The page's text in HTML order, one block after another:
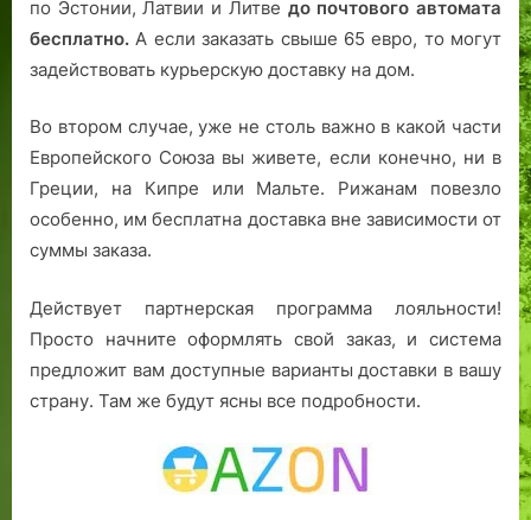
по Эстонии, Латвии и Литве до почтового автомата
бесплатно. А если заказать свыше 65 евро, то могут
задействовать курьерскую доставку на дом.
Во втором случае, уже не столь важно в какой части
Европейского Союза вы живете, если конечно, ни в
Греции, на Кипре или Мальте. Рижанам повезло
особенно, им бесплатна доставка вне зависимости от
суммы заказа.
Действует партнерская программа лояльности!
Просто начните оформлять свой заказ, и система
предложит вам доступные варианты доставки в вашу
страну. Там же будут ясны все подробности.